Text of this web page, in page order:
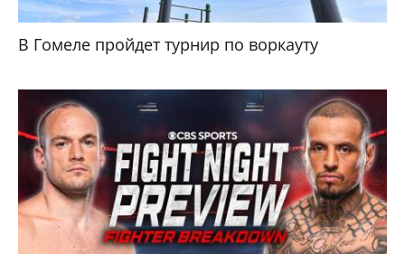
В Гомеле пройдет турнир по воркауту